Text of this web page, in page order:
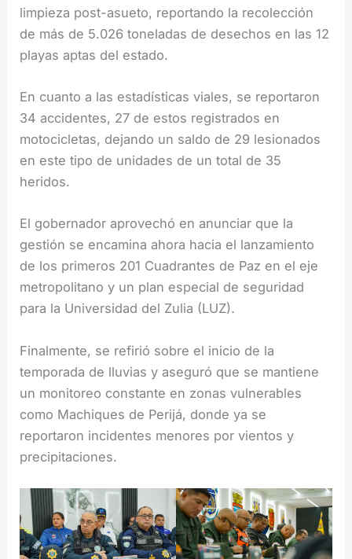
limpieza post-asueto, reportando la recolección
de más de 5.026 toneladas de desechos en las 12
playas aptas del estado.
En cuanto a las estadísticas viales, se reportaron
34 accidentes, 27 de estos registrados en
motocicletas, dejando un saldo de 29 lesionados
en este tipo de unidades de un total de 35
heridos.
El gobernador aprovechó en anunciar que la
gestión se encamina ahora hacia el lanzamiento
de los primeros 201 Cuadrantes de Paz en el eje
metropolitano y un plan especial de seguridad
para la Universidad del Zulia (LUZ).
Finalmente, se refirió sobre el inicio de la
temporada de lluvias y aseguró que se mantiene
un monitoreo constante en zonas vulnerables
como Machiques de Perijá, donde ya se
reportaron incidentes menores por vientos y
precipitaciones.